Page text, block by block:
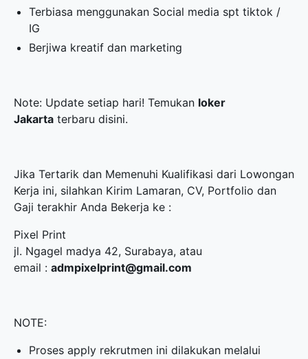
Terbiasa menggunakan Social media spt tiktok /
IG
Berjiwa kreatif dan marketing
Note: Update setiap hari! Temukan loker
Jakarta terbaru disini.
Jika Tertarik dan Memenuhi Kualifikasi dari Lowongan
Kerja ini, silahkan Kirim Lamaran, CV, Portfolio dan
Gaji terakhir Anda Bekerja ke :
Pixel Print
jl. Ngagel madya 42, Surabaya, atau
email : admpixelprint@gmail.com
NOTE:
Proses apply rekrutmen ini dilakukan melalui